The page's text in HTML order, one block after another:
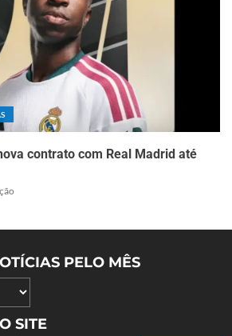
contrato com Real Madrid até
PELO MÊS
SITE